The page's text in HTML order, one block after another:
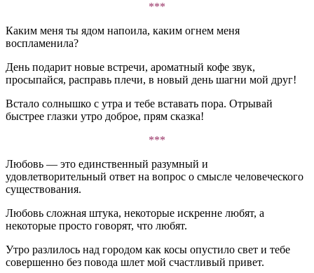
***
Каким меня ты ядом напоила, каким огнем меня
воспламенила?
День подарит новые встречи, ароматный кофе звук,
просыпайся, расправь плечи, в новый день шагни мой друг!
Встало солнышко с утра и тебе вставать пора. Отрывай
быстрее глазки утро доброе, прям сказка!
***
Любовь — это единственный разумный и
удовлетворительный ответ на вопрос о смысле человеческого
существования.
Любовь сложная штука, некоторые искренне любят, а
некоторые просто говорят, что любят.
Утро разлилось над городом как косы опустило свет и тебе
совершенно без повода шлет мой счастливый привет.